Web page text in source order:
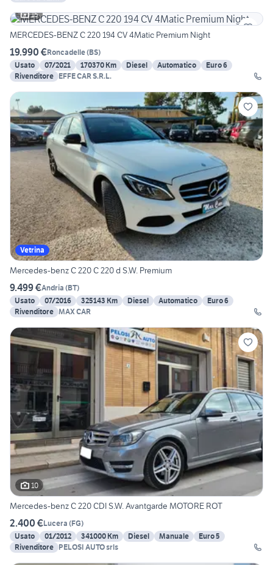
15
MERCEDES-BENZ C 220 194 CV 4Matic Premium Night
19.990 €Roncadelle(BS)
Usato
07/2021 170370 Km Diesel Automatico
Euro 6
Rivenditore EFFE CAR S.R.L.
Vetrina
Mercedes-benz C 220 C 220 d S.W. Premium
9.499 €Andria (BT)
Usato
07/2016 325143 Km Diesel Automatico
Euro 6
Rivenditore MAX CAR
10
Mercedes-benz C 220 CDI S.W. Avantgarde MOTORE ROT
2.400 €Lucera (FG)
Usato
01/2012 341000 Km Diesel Manuale
Euro 5
Rivenditore PELOSI AUTO srls